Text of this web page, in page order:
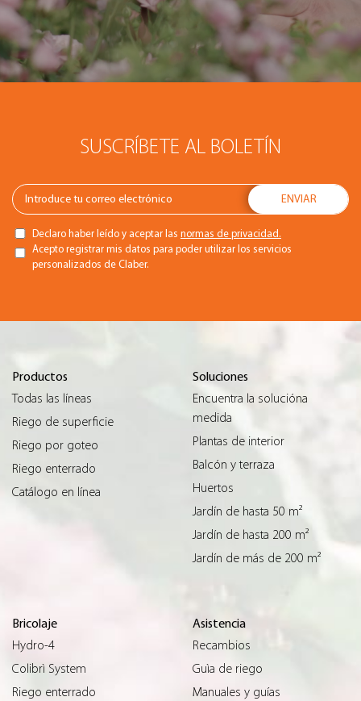
SUSCRÍBETE AL BOLETÍN
Declaro haber leído y aceptar las normas de privacidad.
Acepto registrar mis datos para poder utilizar los servicios
personalizados de Claber.
Productos
Todas las líneas
Riego de superficie
Riego por goteo
Riego enterrado
Catálogo en línea
Soluciones
Encuentra la solucióna
medida
Plantas de interior
Balcón y terraza
Huertos
Jardín de hasta 50 m²
Jardín de hasta 200 m²
Jardín de más de 200 m²
Bricolaje
Hydro-4
Colibrì System
Riego enterrado
Asistencia
Recambios
Guìa de riego
Manuales y guías